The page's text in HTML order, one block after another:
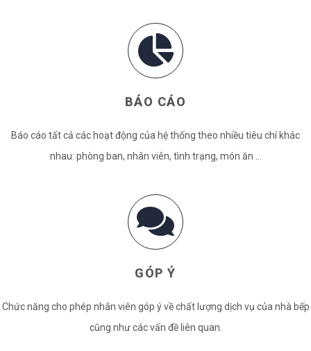
BÁO CÁO
Báo cáo tất cả các hoạt động của hệ thống theo nhiều tiêu chí khác
nhau: phòng ban, nhân viên, tình trạng, món ăn ...
GÓP Ý
Chức năng cho phép nhân viên góp ý về chất lượng dịch vụ của nhà bếp
cũng như các vấn đề liên quan.